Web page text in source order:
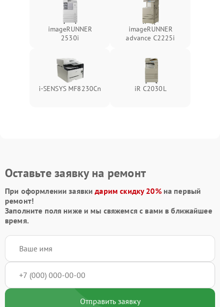
imageRUNNER
2530i
imageRUNNER
advance C2225i
i-SENSYS MF8230Cn iR C2030L
Оставьте заявку на ремонт
При оформлении заявкидарим скидку 20%на первый
ремонт!
Заполните поля ниже и мы свяжемся с вами в ближайшее
время.
Отправить заявку